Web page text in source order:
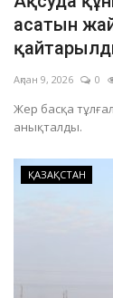
асатын
Ақпан 9, 2026 0
Жер басқа
анықталды.
ҚАЗАҚСТАН